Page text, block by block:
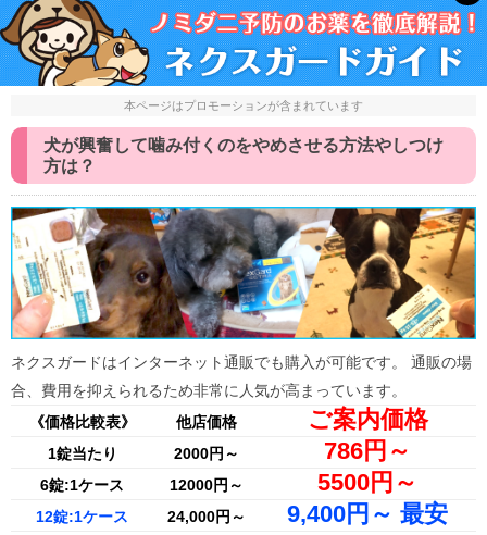
本ページはプロモーションが含まれています
犬が興奮して噛み付くのをやめさせる方法やしつけ
方は？
ネクスガードはインターネット通販でも購入が可能です。 通販の場
合、費用を抑えられるため非常に人気が高まっています。
《価格比較表》
他店価格 ご案内価格
1錠当たり 2000円～ 786円～
6錠:1ケース 12000円～ 5500円～
12錠:1ケース 24,000円～ 9,400円～ 最安